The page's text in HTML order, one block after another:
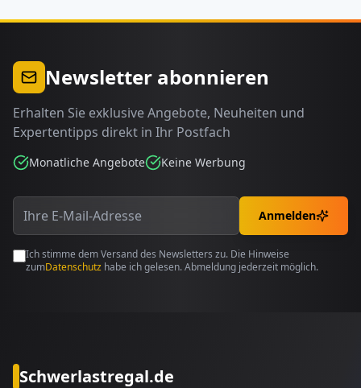
Newsletter abonnieren
Erhalten Sie exklusive Angebote, Neuheiten und
Expertentipps direkt in Ihr Postfach
Monatliche Angebote Keine Werbung
Anmelden
Ich stimme dem Versand des Newsletters zu. Die Hinweise
zumDatenschutz habe ich gelesen. Abmeldung jederzeit möglich.
Schwerlastregal.de